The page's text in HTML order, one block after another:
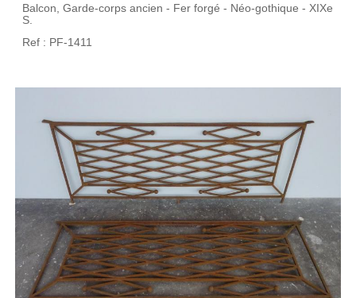
Balcon, Garde-corps ancien - Fer forgé - Néo-gothique - XIXe
S.
Ref : PF-1411